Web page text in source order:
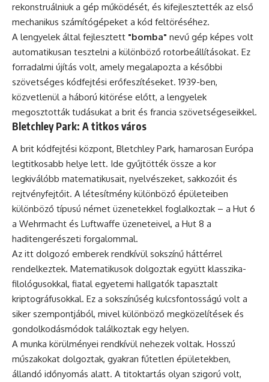
rekonstruálniuk a gép működését, és kifejlesztették az első
mechanikus számítógépeket a kód feltöréséhez.
A lengyelek által fejlesztett "bomba" nevű gép képes volt
automatikusan tesztelni a különböző rotorbeállításokat. Ez
forradalmi újítás volt, amely megalapozta a későbbi
szövetséges kódfejtési erőfeszítéseket. 1939-ben,
közvetlenül a háború kitörése előtt, a lengyelek
megosztották tudásukat a brit és francia szövetségeseikkel.
Bletchley Park: A titkos város
A brit kódfejtési központ, Bletchley Park, hamarosan Európa
legtitkosabb helye lett. Ide gyűjtötték össze a kor
legkiválóbb matematikusait, nyelvészeket, sakkozóit és
rejtvényfejtőit. A létesítmény különböző épületeiben
különböző típusú német üzenetekkel foglalkoztak – a Hut 6
a Wehrmacht és Luftwaffe üzeneteivel, a Hut 8 a
haditengerészeti forgalommal.
Az itt dolgozó emberek rendkívül sokszínű háttérrel
rendelkeztek. Matematikusok dolgoztak együtt klasszika-
filológusokkal, fiatal egyetemi hallgatók tapasztalt
kriptográfusokkal. Ez a sokszínűség kulcsfontosságú volt a
siker szempontjából, mivel különböző megközelítések és
gondolkodásmódok találkoztak egy helyen.
A munka körülményei rendkívül nehezek voltak. Hosszú
műszakokat dolgoztak, gyakran fűtetlen épületekben,
állandó időnyomás alatt. A titoktartás olyan szigorú volt,